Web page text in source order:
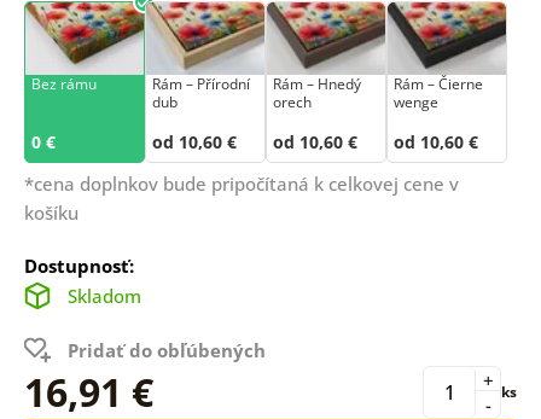
Bez rámu
0 €
Rám –⁠⁠⁠⁠⁠⁠ Přírodní
dub
od 10,60 €
Rám – Hnedý
orech
od 10,60 €
Rám – Čierne
wenge
od 10,60 €
*cena doplnkov bude pripočítaná k celkovej cene v
košíku
Dostupnosť:
Skladom
Pridať do obľúbených
16,91 € -
+ ks